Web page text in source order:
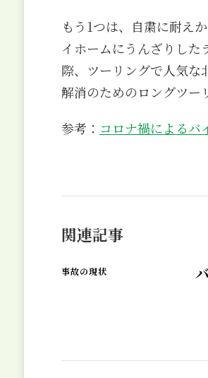
もう1つは、自粛に耐え
イホームにうんざりした
際、ツーリングで人気な
解消のためのロングツー
参考： コロナ禍によるバ
関連記事
事故の現状